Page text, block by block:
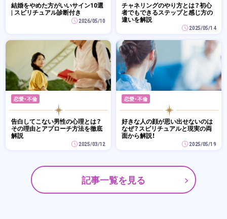
結婚をやめた方がいいサイン10選
| スピリチュアル診断付き
2026/05/10
チャネリングのやり方とは？初心
者でもできるステップと感じ方の
違いを解説
2025/05/14
恋愛・不倫
告白してこない男性の心理とは？
その理由とアプローチ方法を徹底
解説
2025/03/12
恋愛・不倫
好きな人の顔が思い出せないのは
なぜ？スピリチュアルと現実の両
面から解説！
2025/05/19
記事一覧を見る